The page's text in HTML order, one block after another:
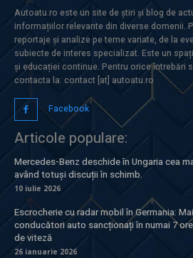
Autoatu.ro este un site de știri și blog de
informațiilor relevante din diverse domenii.
reportaje și analize pe teme variate, de la
subiecte de interes specializat. Este un
și educației continue. Pentru orice întrebări
contacta la: contact [at] autoatu.ro
Facebook
Articole populare:
Mercedes-Benz deschide în Ungaria cea
având totuși discuții în schimb.
10 iulie 2026
Escrocherie cu radar mobil în Germania:
conducători auto sancționați în numai 7
de viteză
26 ianuarie 2026